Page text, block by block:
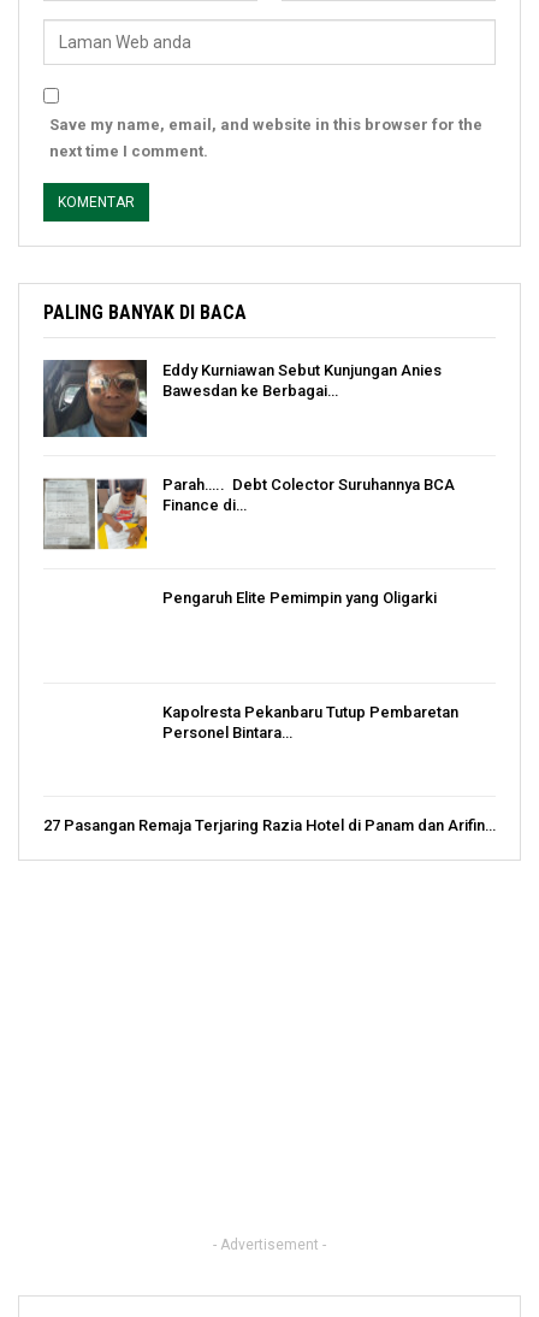
Save my name, email, and website in this browser for the
next time I comment.
PALING BANYAK DI BACA
Eddy Kurniawan Sebut Kunjungan Anies
Bawesdan ke Berbagai…
Parah….. Debt Colector Suruhannya BCA
Finance di…
Pengaruh Elite Pemimpin yang Oligarki
Kapolresta Pekanbaru Tutup Pembaretan
Personel Bintara…
27 Pasangan Remaja Terjaring Razia Hotel di Panam dan Arifin…
- Advertisement -